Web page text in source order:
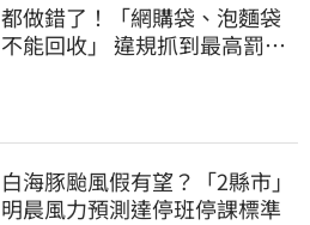
都做錯了！「網購袋、泡麵袋
不能回收」 違規抓到最高罰
白海豚颱風假有望？「2縣市」
明晨風力預測達停班停課標準